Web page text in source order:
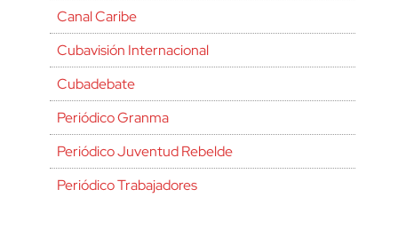
Canal Caribe
Cubavisión Internacional
Cubadebate
Periódico Granma
Periódico Juventud Rebelde
Periódico Trabajadores